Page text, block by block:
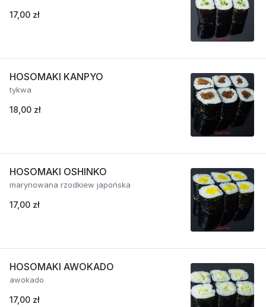
17,00 zł
HOSOMAKI KANPYO
tykwa
18,00 zł
HOSOMAKI OSHINKO
marynowana rzodkiew japońska
17,00 zł
HOSOMAKI AWOKADO
awokado
17,00 zł